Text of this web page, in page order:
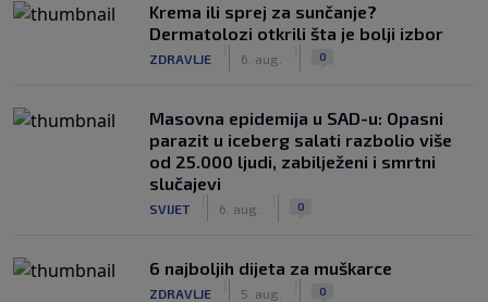
Krema ili sprej za sunčanje?
Dermatolozi otkrili šta je bolji izbor
ZDRAVLJE 6. aug. 0
Masovna epidemija u SAD-u: Opasni
parazit u iceberg salati razbolio više
od 25.000 ljudi, zabilježeni i smrtni
slučajevi
SVIJET 6. aug. 0
6 najboljih dijeta za muškarce
ZDRAVLJE 5. aug. 0